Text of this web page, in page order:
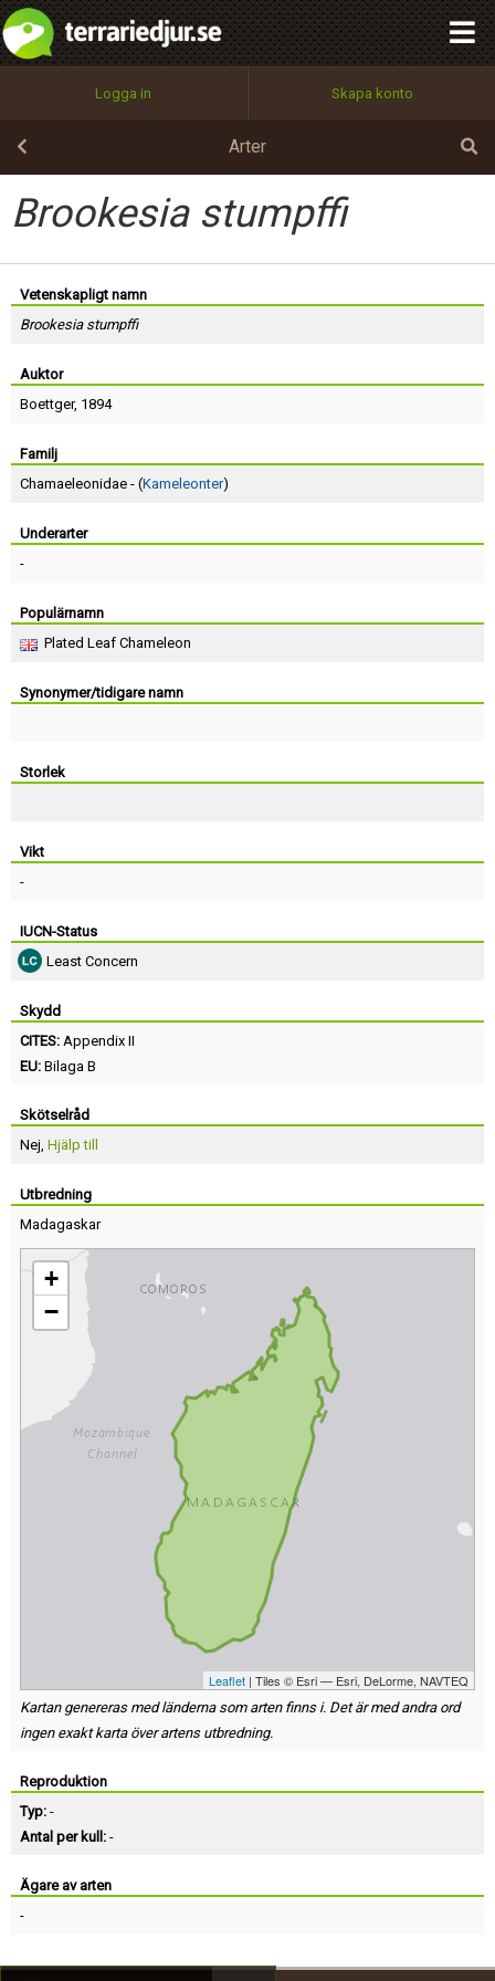
Logga in Skapa konto
Arter
Brookesia stumpffi
Vetenskapligt namn
Brookesia stumpffi
Auktor
Boettger, 1894
Familj
Chamaeleonidae - (Kameleonter)
Underarter
-
Populärnamn
Plated Leaf Chameleon
Synonymer/tidigare namn
Storlek
Vikt
-
IUCN-Status
Least Concern
Skydd
CITES: Appendix II
EU: Bilaga B
Skötselråd
Nej, Hjälp till
Utbredning
Madagaskar
+
−
Leaflet | Tiles © Esri — Esri, DeLorme, NAVTEQ
Kartan genereras med länderna som arten finns i. Det är med andra ord
ingen exakt karta över artens utbredning.
Reproduktion
Typ: -
Antal per kull: -
Ägare av arten
-
Utför
100%
OK
integritetspolicy
Namn:
Epost:
Lösenord:
Terms of Service
Skapa konto
Begär nytt lösenord
Tillbaka till förstasidan